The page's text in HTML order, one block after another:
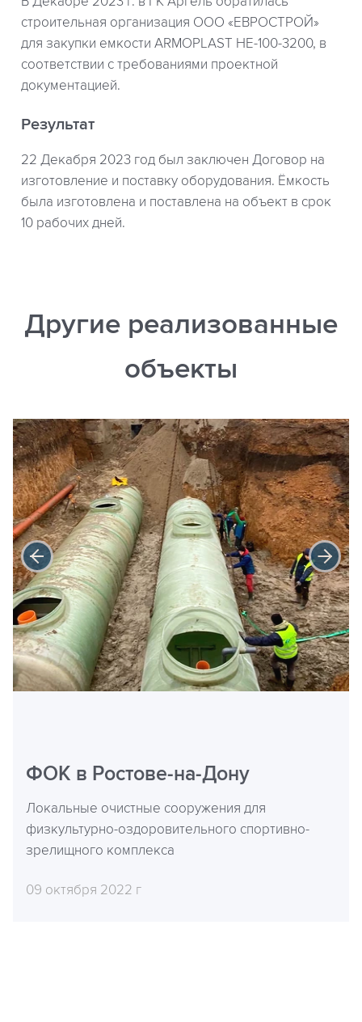
строительная организация ООО «ЕВРОСТРОЙ»
для закупки емкости ARMOPLAST НЕ-100-3200, в
соответствии с требованиями проектной
документацией.
Результат
22 Декабря 2023 год был заключен Договор на
изготовление и поставку оборудования. Ёмкость
была изготовлена и поставлена на объект в срок
10 рабочих дней.
Другие реализованные
объекты
ФОК в Ростове-на-Дону
Локальные очистные сооружения для
физкультурно-оздоровительного спортивно-
зрелищного комплекса
09 октября 2022 г